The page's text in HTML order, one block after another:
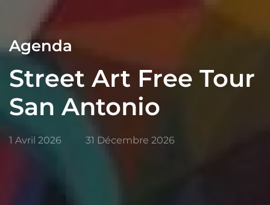
Agenda
Street Art Free Tour
San Antonio
1 Avril 2026 31 Décembre 2026